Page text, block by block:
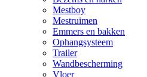
Mestboy
Mestruimen
Emmers en bakken
Ophangsysteem
Trailer
Wandbescherming
Vloer